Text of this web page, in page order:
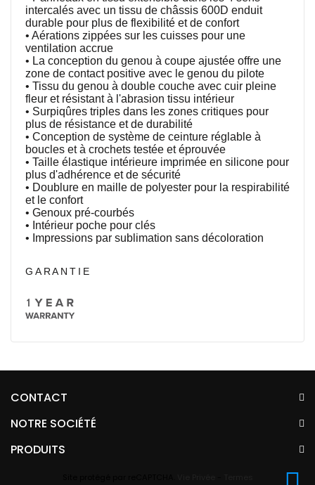
intercalés avec un tissu de châssis 600D enduit
durable pour plus de flexibilité et de confort
• Aérations zippées sur les cuisses pour une
ventilation accrue
• La conception du genou à coupe ajustée offre une
zone de contact positive avec le genou du pilote
• Tissu du genou à double couche avec cuir pleine
fleur et résistant à l'abrasion tissu intérieur
• Surpiqûres triples dans les zones critiques pour
plus de résistance et de durabilité
• Conception de système de ceinture réglable à
boucles et à crochets testée et éprouvée
• Taille élastique intérieure imprimée en silicone pour
plus d'adhérence et de sécurité
• Doublure en maille de polyester pour la respirabilité
et le confort
• Genoux pré-courbés
• Intérieur poche pour clés
• Impressions par sublimation sans décoloration
GARANTIE
CONTACT
NOTRE SOCIÉTÉ
PRODUITS